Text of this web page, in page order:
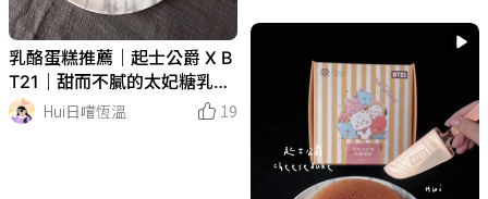
乳酪蛋糕推薦｜起士公爵 X B
T21｜甜而不膩的太妃糖乳酪
蛋
Hui日嚐恆溫 19